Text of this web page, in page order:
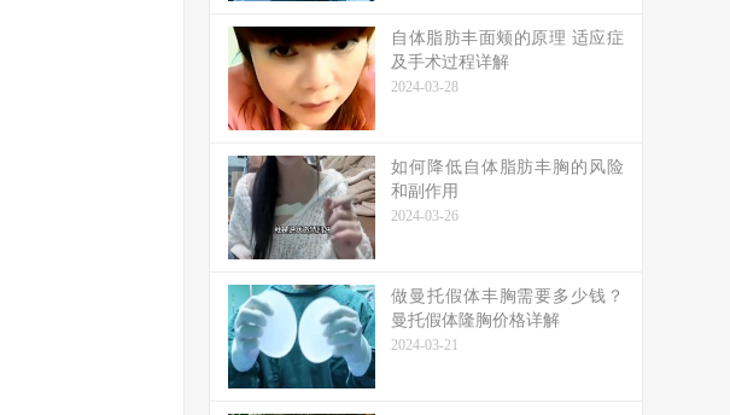
自体脂肪丰面颊的原理 适应症
及手术过程详解
2024-03-28
如何降低自体脂肪丰胸的风险
和副作用
2024-03-26
做曼托假体丰胸需要多少钱？
曼托假体隆胸价格详解
2024-03-21